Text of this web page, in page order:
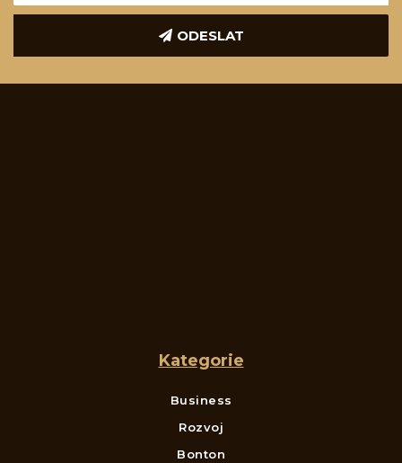
ODESLAT
Kategorie
Business
Rozvoj
Bonton